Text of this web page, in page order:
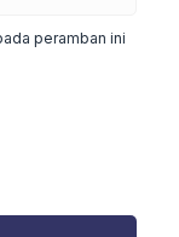
peramban ini